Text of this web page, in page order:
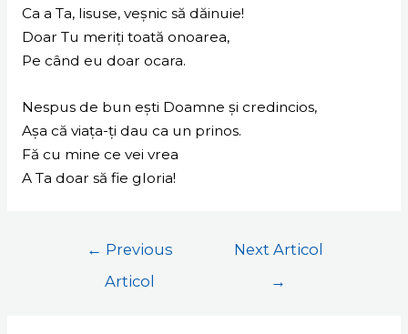
Ca a Ta, Iisuse, veșnic să dăinuie!
Doar Tu meriți toată onoarea,
Pe când eu doar ocara.
Nespus de bun ești Doamne și credincios,
Așa că viața-ți dau ca un prinos.
Fă cu mine ce vei vrea
A Ta doar să fie gloria!
← Previous
Articol
Next Articol
→